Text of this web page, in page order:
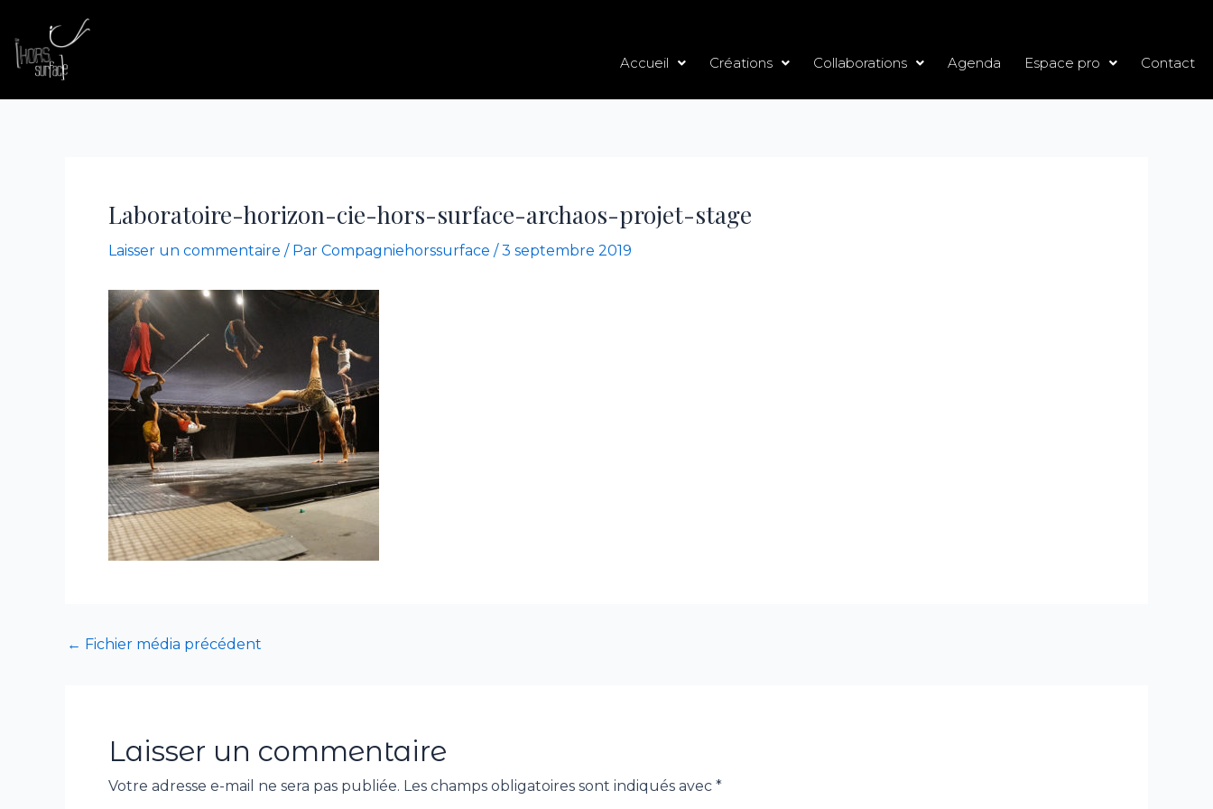
au
contenu
Accueil Créations Collaborations Agenda Espace pro Contact
Laboratoire-horizon-cie-hors-surface-archaos-projet-stage
Laisser un commentaire / Par Compagniehorssurface /3 septembre 2019
des
← Fichier média précédent
Laisser un commentaire
Votre adresse e-mail ne sera pas publiée. Les champs obligatoires sont indiqués avec *